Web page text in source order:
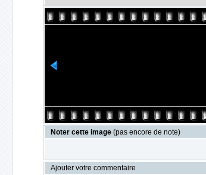
Noter cette image (pas encore de note)
Ajouter votre commentaire